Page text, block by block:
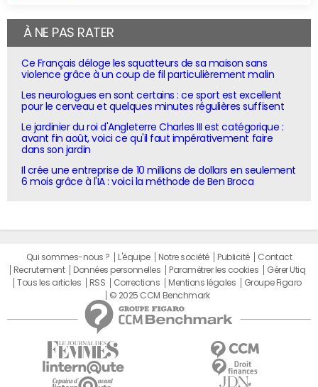
À NE PAS RATER
Ce Français déloge les squatteurs de sa maison sans
violence grâce à un coup de fil particulièrement malin
Les neurologues en sont certains : ce sport est excellent
pour le cerveau et quelques minutes régulières suffisent
Le jardinier du roi d'Angleterre Charles III est catégorique :
avant fin août, voici ce qu'il faut impérativement faire
dans son jardin
Il crée une entreprise de 10 millions de dollars en seulement
6 mois grâce à l'IA : voici la méthode de Ben Broca
Qui sommes-nous ? L'équipe Notre société Publicité
Contact
Recrutement
Données personnelles Paramétrer les cookies
Gérer Utiq
Tous les articles
RSS Corrections Mentions légales
Groupe Figaro
© 2025 CCM Benchmark